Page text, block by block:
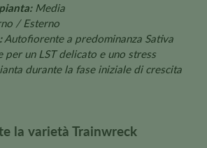
Media
/ Esterno
Autofiorente a predominanza Sativa
per un LST delicato e uno stress
durante la fase iniziale di crescita
la varietà Trainwreck